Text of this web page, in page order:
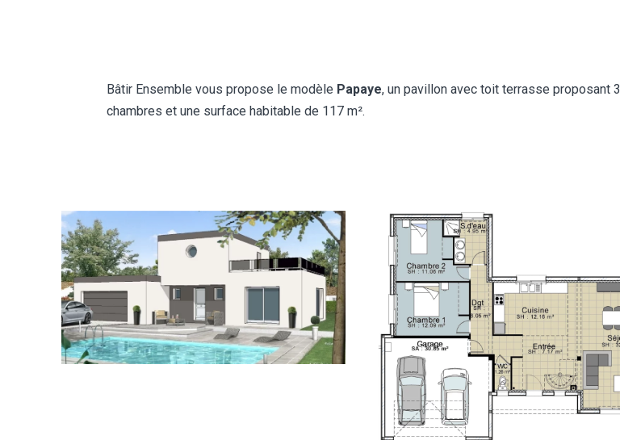
Bâtir Ensemble vous propose le modèle Papaye, un pavillon avec toit terrasse proposant 3
chambres et une surface habitable de 117 m².